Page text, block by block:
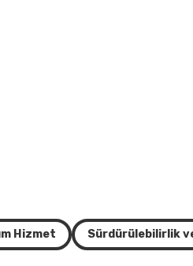
Hizmet Sürdürülebilirlik